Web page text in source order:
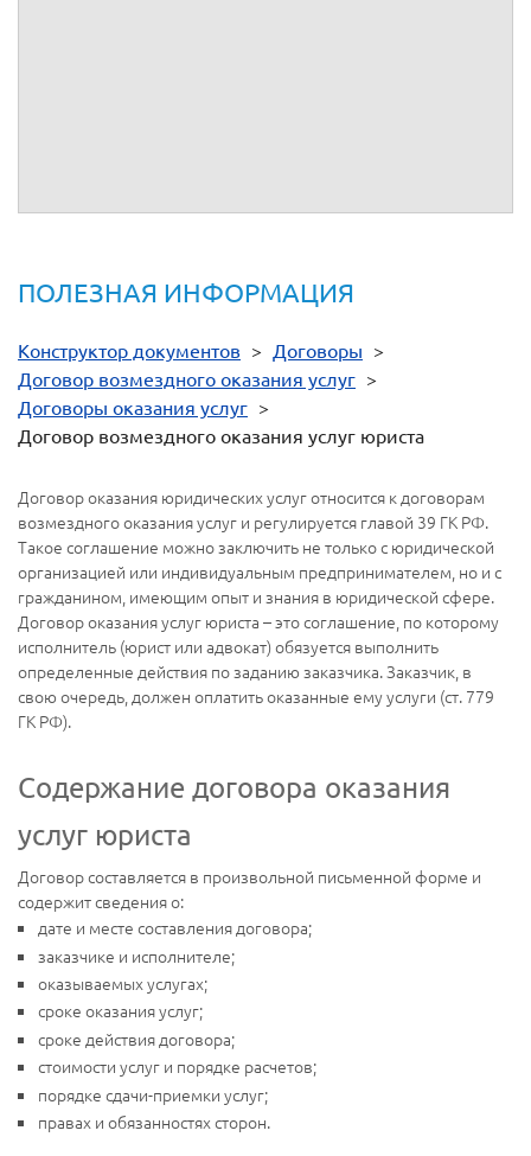
ПОЛЕЗНАЯ ИНФОРМАЦИЯ
Конструктор документов > Договоры >
Договор возмездного оказания услуг >
Договоры оказания услуг >
Договор возмездного оказания услуг юриста
Договор оказания юридических услуг относится к договорам
возмездного оказания услуг и регулируется главой 39 ГК РФ.
Такое соглашение можно заключить не только с юридической
организацией или индивидуальным предпринимателем, но и с
гражданином, имеющим опыт и знания в юридической сфере.
Договор оказания услуг юриста – это соглашение, по которому
исполнитель (юрист или адвокат) обязуется выполнить
определенные действия по заданию заказчика. Заказчик, в
свою очередь, должен оплатить оказанные ему услуги (ст. 779
ГК РФ).
Содержание договора оказания
услуг юриста
Договор составляется в произвольной письменной форме и
содержит сведения о:
дате и месте составления договора;
заказчике и исполнителе;
оказываемых услугах;
сроке оказания услуг;
сроке действия договора;
стоимости услуг и порядке расчетов;
порядке сдачи-приемки услуг;
правах и обязанностях сторон.